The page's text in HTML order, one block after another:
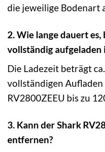
die jeweilige Bodenart
2. Wie lange dauert
vollständig aufgeladen
Die Ladezeit beträgt
vollständigen
RV2800ZEEU bis zu
3. Kann der Shark
entfernen?